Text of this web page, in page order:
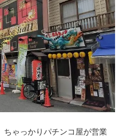
ちゃっかりパチンコ屋が営業